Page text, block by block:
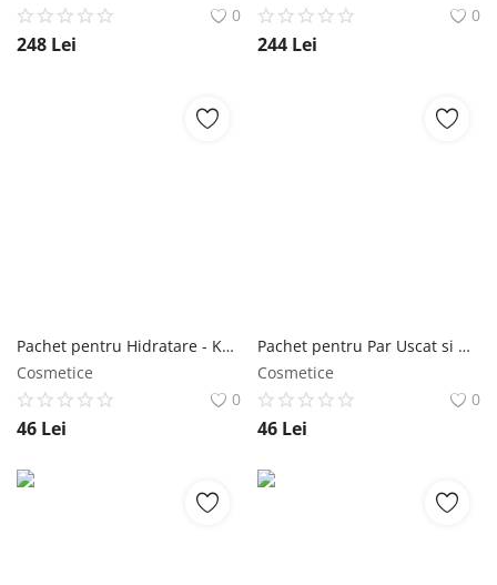
0
248 Lei
0
244 Lei
Pachet pentru Hidratare - Keff Rose & Kukui Oil: Sampon 500 ml + Balsam 500 ml Keff
Cosmetice
0
46 Lei
Pachet pentru Par Uscat si Deteriorat - Keff Argan Oil & Pomegranate: Sampon 500 ml + Balsam 500 ml Keff
Cosmetice
0
46 Lei